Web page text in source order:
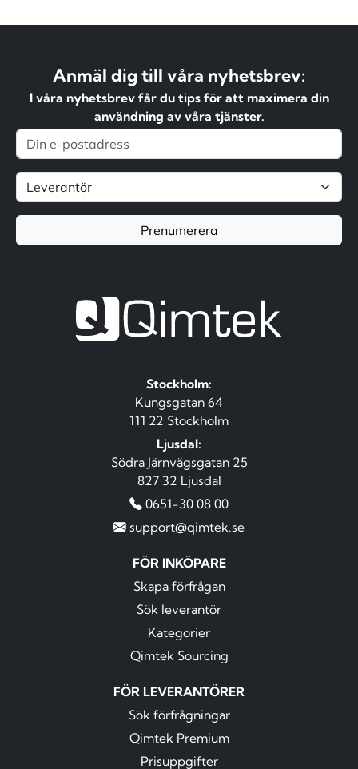
Anmäl dig till våra nyhetsbrev:
I våra nyhetsbrev får du tips för att maximera din
användning av våra tjänster.
Prenumerera
Stockholm:
Kungsgatan 64
111 22 Stockholm
Ljusdal:
Södra Järnvägsgatan 25
827 32 Ljusdal
0651-30 08 00
support@qimtek.se
FÖR INKÖPARE
Skapa förfrågan
Sök leverantör
Kategorier
Qimtek Sourcing
FÖR LEVERANTÖRER
Sök förfrågningar
Qimtek Premium
Prisuppgifter